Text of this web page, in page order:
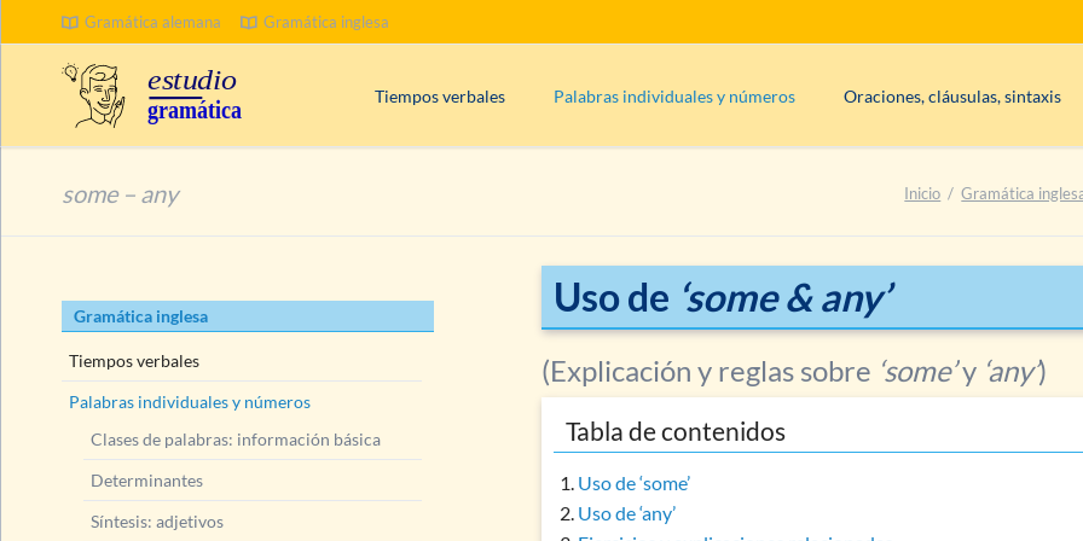
Gramática alemana Gramática inglesa
Tiempos verbales
Tiempos compuestos
(Present Tenses)
Palabras individuales y números
Síntesis: adjetivos
Síntesis: adverbios
Síntesis: nombres/sustantivos
Síntesis: pronombres
Síntesis: verbos
Conjunciones: aspectos generales y función
Interjecciones: uso y aspectos generales
Oraciones, cláusulas, sintaxis
Tipos de frases (afirmativo,
Sintaxis, partes de la oración,
Negaciones
BUSCAR
some – any Inicio Gramática
Uso de ‘some & any’
(Explicación y reglas sobre ‘some’y ‘any’)
Tabla de contenidos
Uso de ‘some’
Uso de ‘any’
Saltar
navegación
Gramática inglesa
Tiempos verbales
Palabras individuales y números
Clases de palabras: información básica
Determinantes
Síntesis: adjetivos